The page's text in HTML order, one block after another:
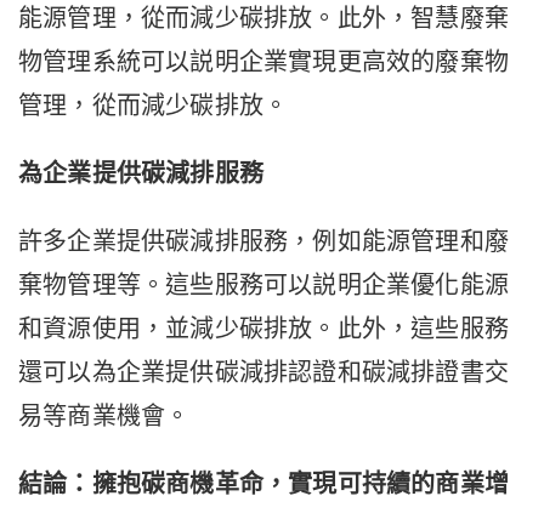
能源管理，從而減少碳排放。此外，智慧廢棄
物管理系統可以説明企業實現更高效的廢棄物
管理，從而減少碳排放。
為企業提供碳減排服務
許多企業提供碳減排服務，例如能源管理和廢
棄物管理等。這些服務可以説明企業優化能源
和資源使用，並減少碳排放。此外，這些服務
還可以為企業提供碳減排認證和碳減排證書交
易等商業機會。
結論：擁抱碳商機革命，實現可持續的商業增